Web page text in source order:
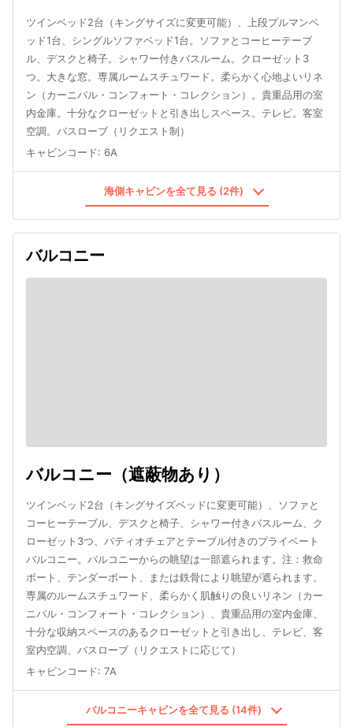
ツインベッド2台（キングサイズに変更可能）、上段プルマンベ
ッド1台、シングルソファベッド1台。ソファとコーヒーテーブ
ル、デスクと椅子。シャワー付きバスルーム。クローゼット3
つ。大きな窓。専属ルームスチュワード。柔らかく心地よいリネ
ン（カーニバル・コンフォート・コレクション）。貴重品用の室
内金庫。十分なクローゼットと引き出しスペース。テレビ。客室
空調。バスローブ（リクエスト制）
キャビンコード: 6A
海側キャビンを全て見る (2件)
バルコニー
バルコニー（遮蔽物あり）
ツインベッド2台（キングサイズベッドに変更可能）、ソファと
コーヒーテーブル、デスクと椅子、シャワー付きバスルーム、ク
ローゼット3つ、パティオチェアとテーブル付きのプライベート
バルコニー。バルコニーからの眺望は一部遮られます。注：救命
ボート、テンダーボート、または鉄骨により眺望が遮られます。
専属のルームスチュワード、柔らかく肌触りの良いリネン（カー
ニバル・コンフォート・コレクション）、貴重品用の室内金庫、
十分な収納スペースのあるクローゼットと引き出し、テレビ、客
室内空調、バスローブ（リクエストに応じて）
キャビンコード: 7A
バルコニーキャビンを全て見る (14件)